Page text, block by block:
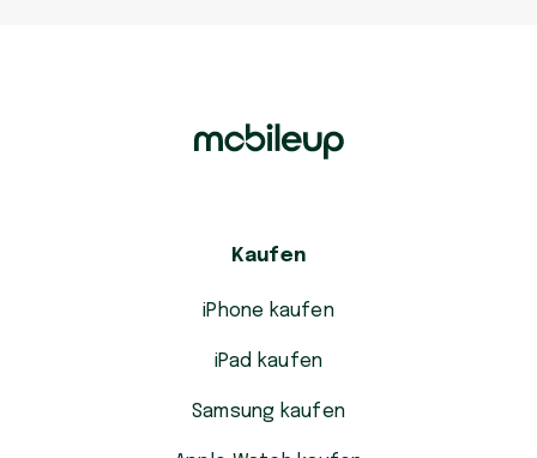
Kaufen
iPhone kaufen
iPad kaufen
Samsung kaufen